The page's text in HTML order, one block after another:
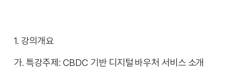
1. 강의개요
가. 특강주제: CBDC 기반 디지털 바우처 서비스 소개